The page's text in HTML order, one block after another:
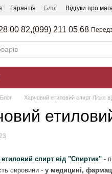
Гарантія Блог Відгуки про
00 82,(099) 211 05 68
Блог Харчовий етиловий спирт Люкс
спирт від "Спиртик" -
сировини - у медицині,